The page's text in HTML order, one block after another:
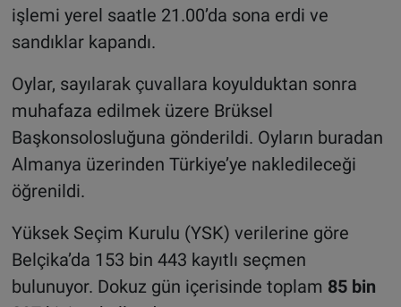
işlemi yerel saatle 21.00’da sona erdi ve
sandıklar kapandı.
Oylar, sayılarak çuvallara koyulduktan sonra
muhafaza edilmek üzere Brüksel
Başkonsolosluğuna gönderildi. Oyların buradan
Almanya üzerinden Türkiye’ye nakledileceği
öğrenildi.
Yüksek Seçim Kurulu (YSK) verilerine göre
Belçika’da 153 bin 443 kayıtlı seçmen
bulunuyor. Dokuz gün içerisinde toplam 85 bin